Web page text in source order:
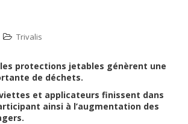
Trivalis
les protections jetables génèrent une
de déchets.
et applicateurs finissent dans
ainsi à l’augmentation des